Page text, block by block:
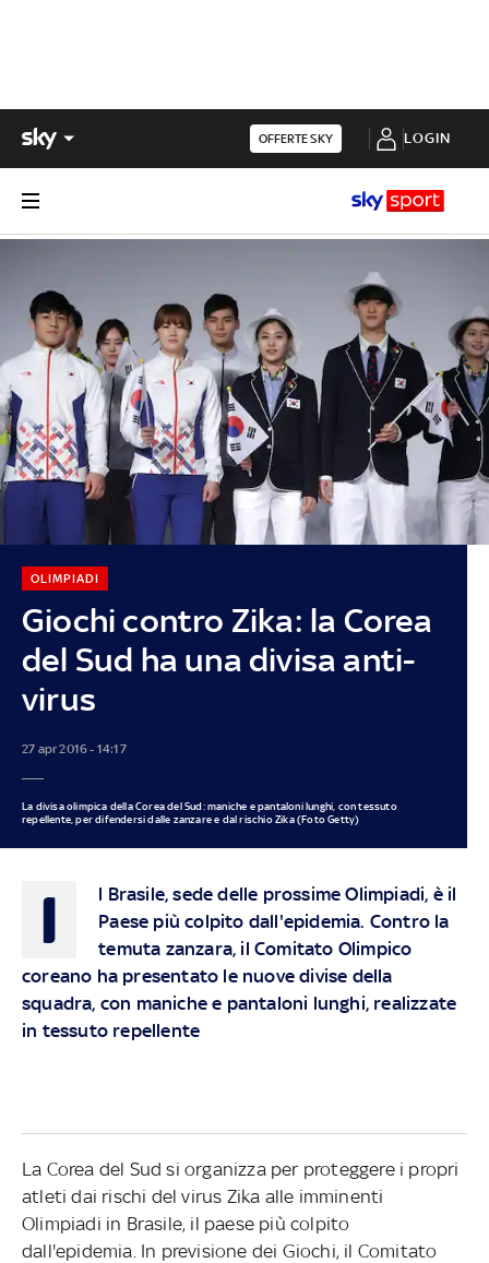
OFFERTE SKY LOGIN
Giochi contro Zika: la Corea
del Sud ha una divisa anti-
virus
OLIMPIADI
27 apr 2016 - 14:17
La divisa olimpica della Corea del Sud: maniche e pantaloni lunghi, con tessuto
repellente, per difendersi dalle zanzare e dal rischio Zika (Foto Getty)
I
l Brasile, sede delle prossime Olimpiadi, è il
Paese più colpito dall'epidemia. Contro la
temuta zanzara, il Comitato Olimpico
coreano ha presentato le nuove divise della
squadra, con maniche e pantaloni lunghi, realizzate
in tessuto repellente
La Corea del Sud si organizza per proteggere i propri
atleti dai rischi del virus Zika alle imminenti
Olimpiadi in Brasile, il paese più colpito
dall'epidemia. In previsione dei Giochi, il Comitato